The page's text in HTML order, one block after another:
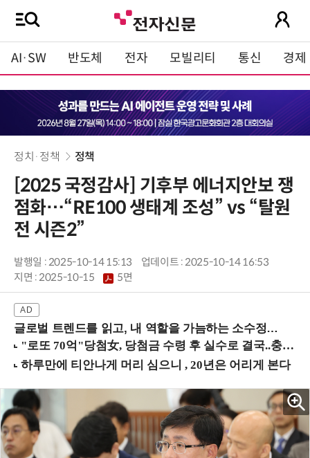
AI·SW 반도체 전자 모빌리티 통신 경제
정치·정책 정책
[2025 국정감사] 기후부 에너지안보 쟁
점화…“RE100 생태계 조성” vs “탈원
전 시즌2”
발행일 : 2025-10-14 15:13
업데이트 : 2025-10-14 16:53
지면 :2025-10-15 5면
글로벌 트렌드를 읽고, 내 역할을 가늠하는 소수정예 실습 워크숍 (8/28 신논현역)